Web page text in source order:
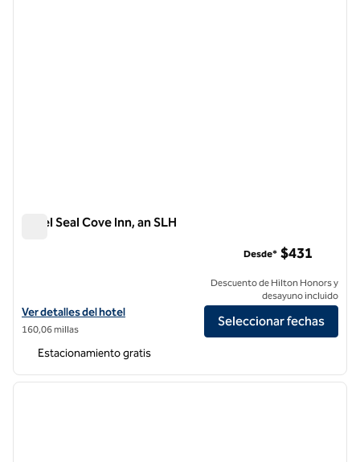
Hotel Seal Cove Inn, an SLH
Ver detalles del hotel Seal Cove Inn, an SLH Hotel
Ver detalles del hotel
160,06 millas
Desde* $431
Descuento de Hilton Honors y
desayuno incluido
Seleccionar fechas
Estacionamiento gratis
1 de 12